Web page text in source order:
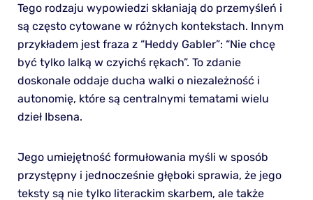
Tego rodzaju wypowiedzi skłaniają do przemyśleń i
są często cytowane w różnych kontekstach. Innym
przykładem jest fraza z “Heddy Gabler”: “Nie chcę
być tylko lalką w czyichś rękach”. To zdanie
doskonale oddaje ducha walki o niezależność i
autonomię, które są centralnymi tematami wielu
dzieł Ibsena.
Jego umiejętność formułowania myśli w sposób
przystępny i jednocześnie głęboki sprawia, że jego
teksty są nie tylko literackim skarbem, ale także